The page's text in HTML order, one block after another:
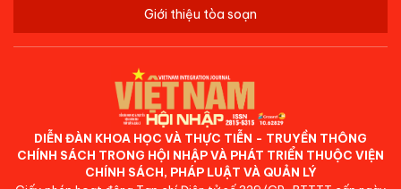
Giới thiệu tòa soạn
DIỄN ĐÀN KHOA HỌC VÀ THỰC TIỄN - TRUYỀN THÔNG
CHÍNH SÁCH TRONG HỘI NHẬP VÀ PHÁT TRIỂN THUỘC VIỆN
CHÍNH SÁCH, PHÁP LUẬT VÀ QUẢN LÝ